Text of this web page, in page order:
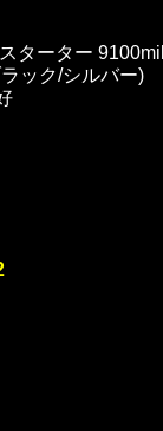
ターター
ック/シルバー)